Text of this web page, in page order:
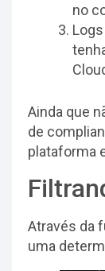
no
Ainda que
de
plataforma
Através da
uma